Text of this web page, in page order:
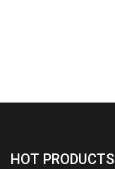
HOT PRODUCTS